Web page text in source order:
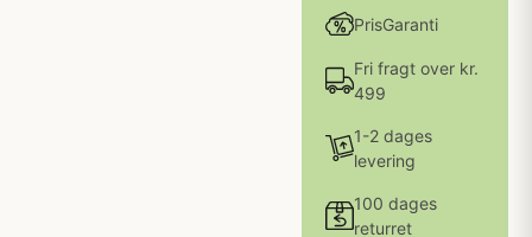
PrisGaranti
Fri fragt over kr.
499
1-2 dages
levering
100 dages
returret